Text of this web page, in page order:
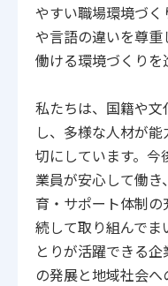
やすい職場環境づ
や言語の違いを尊重
働ける環境づくりを
私たちは、国籍や
し、多様な人材が
切にしています。今
業員が安心して働
育・サポート体制
続して取り組んで
とりが活躍できる
の発展と地域社会へ